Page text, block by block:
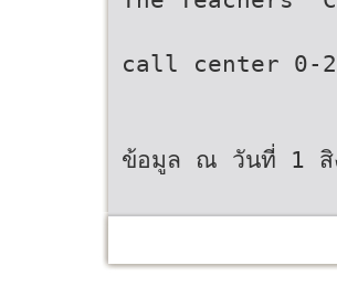
call center 0-
ข้อมูล ณ วันที่ 1 สิ